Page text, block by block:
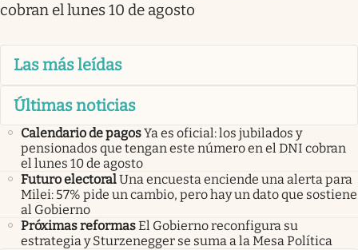
cobran el lunes 10 de agosto
Las más leídas
Últimas noticias
Calendario de pagosYa es oficial: los jubilados y
pensionados que tengan este número en el DNI cobran
el lunes 10 de agosto
Futuro electoralUna encuesta enciende una alerta para
Milei: 57% pide un cambio, pero hay un dato que sostiene
al Gobierno
Próximas reformasEl Gobierno reconfigura su
estrategia y Sturzenegger se suma a la Mesa Política